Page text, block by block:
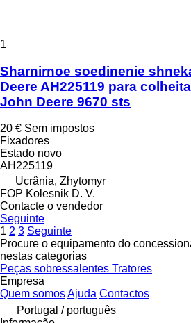
1
Sharnirnoe soedinenie
Deere AH225119 para
John Deere 9670 sts
20 € Sem impostos
Fixadores
Estado novo
AH225119
Ucrânia, Zhytomyr
FOP Kolesnik D. V.
Contacte o vendedor
Seguinte
1 2 3 Seguinte
Procure o equipamento do
nestas categorias
Peças sobressalentes Tratores
Empresa
Quem somosAjuda Contactos
Portugal / português